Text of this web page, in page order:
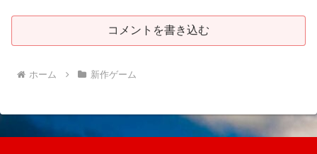
コメントを書き込む
ホーム 新作ゲーム